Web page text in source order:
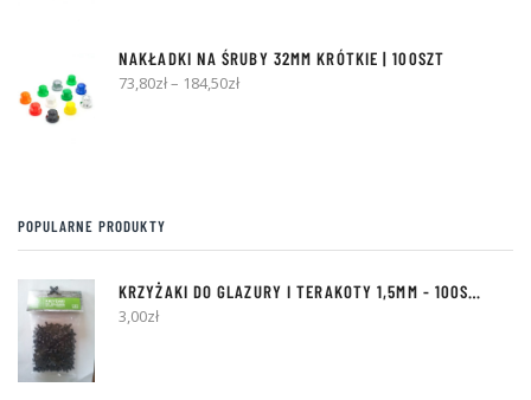
NAKŁADKI NA ŚRUBY 32MM KRÓTKIE | 100SZT
73,80zł– 184,50zł
POPULARNE PRODUKTY
KRZYŻAKI DO GLAZURY I TERAKOTY1,5MM - 100SZT [Z BOLCEM]
3,00zł